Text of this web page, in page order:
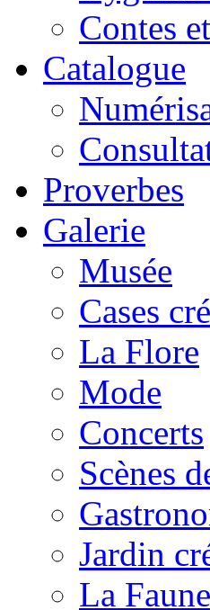
Contes
Catalogue
Proverbes
Galerie
Musée
Cases
La Flore
Mode
Concerts
Scènes
Jardin
La Faune